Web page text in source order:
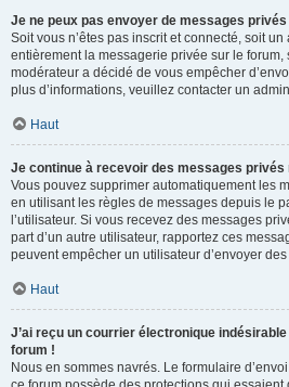
Je ne peux pas envoyer de messages privés
Soit vous n’êtes pas inscrit et connecté, soit
entièrement la messagerie privée sur le forum,
modérateur a décidé de vous empêcher
plus d’informations, veuillez contacter un
Haut
Je continue à recevoir des messages privés
Vous pouvez supprimer automatiquement les
en utilisant les règles de messages depuis le
l’utilisateur. Si vous recevez des messages
part d’un autre utilisateur, rapportez ces
peuvent empêcher un utilisateur d’envoyer
Haut
J’ai reçu un courrier électronique
forum !
Nous en sommes navrés. Le formulaire